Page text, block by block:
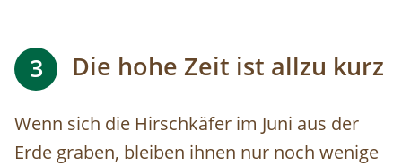
3 Die hohe Zeit ist allzu kurz
Wenn sich die Hirschkäfer im Juni aus der
Erde graben, bleiben ihnen nur noch wenige